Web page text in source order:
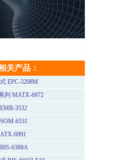
关产品：
EPC-3208M
列 MATX-6972
3532
6531
6991
6388A